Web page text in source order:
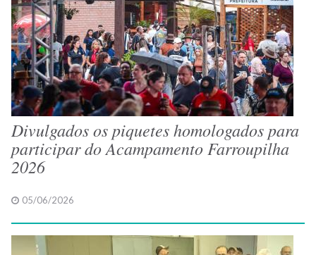
Divulgados os piquetes homologados para
participar do Acampamento Farroupilha
2026
05/06/2026